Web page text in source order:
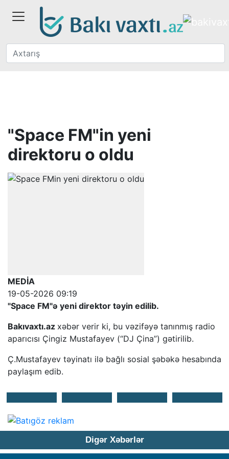
"Space FM"in yeni
direktoru o oldu
MEDİA
19-05-2026 09:19
"Space FM"ə yeni direktor təyin edilib.
Bakıvaxtı.az xəbər verir ki, bu vəzifəyə tanınmış radio
aparıcısı Çingiz Mustafayev (“DJ Çina”) gətirilib.
Ç.Mustafayev təyinatı ilə bağlı sosial şəbəkə hesabında
paylaşım edib.
Digər Xəbərlər